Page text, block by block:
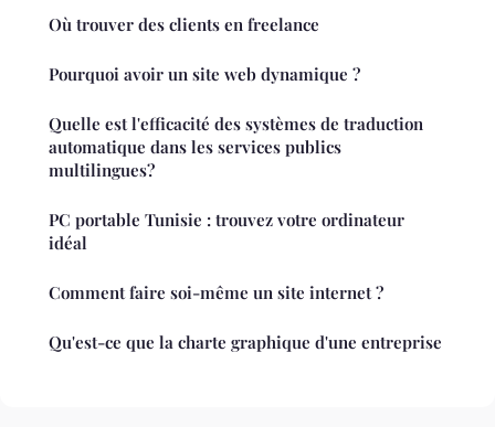
Où trouver des clients en freelance
Pourquoi avoir un site web dynamique ?
Quelle est l'efficacité des systèmes de traduction
automatique dans les services publics
multilingues?
PC portable Tunisie : trouvez votre ordinateur
idéal
Comment faire soi-même un site internet ?
Qu'est-ce que la charte graphique d'une entreprise